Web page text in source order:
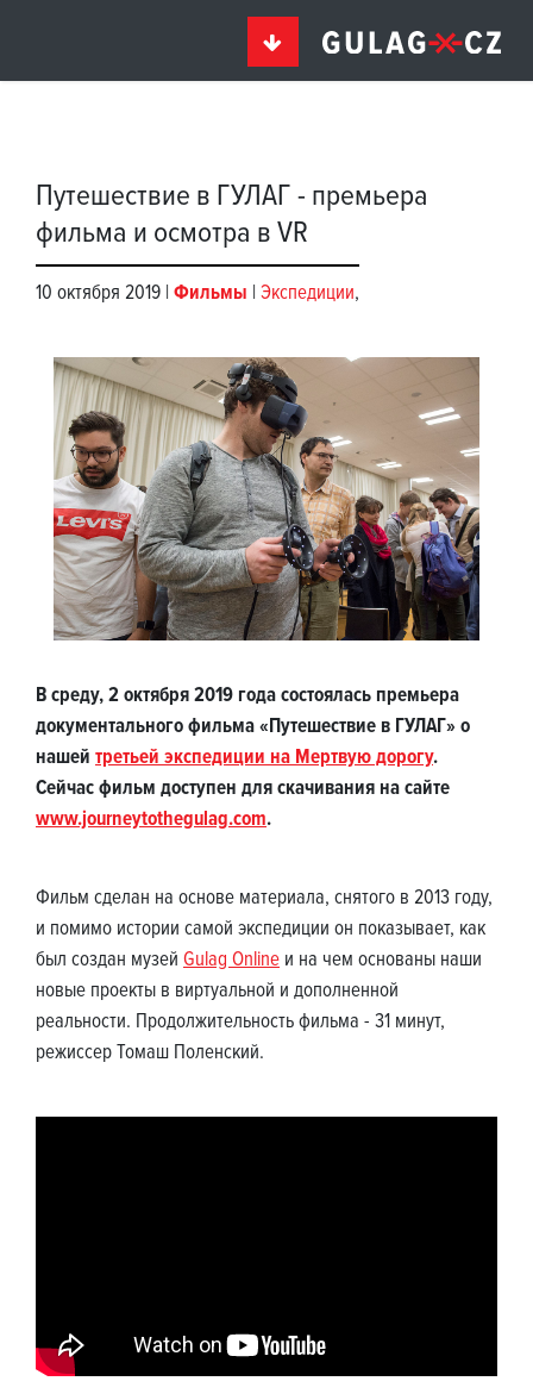
Путешествие в ГУЛАГ - премьера
фильма и осмотра в VR
10 октября 2019 | Фильмы | Экспедиции,
В среду, 2 октября 2019 года состоялась премьера
документального фильма «Путешествие в ГУЛАГ» о
нашей третьей экспедиции на Мертвую дорогу.
Сейчас фильм доступен для скачивания на сайте
www.journeytothegulag.com.
Фильм сделан на основе материала, снятого в 2013 году,
и помимо истории самой экспедиции он показывает, как
был создан музей Gulag Online и на чем основаны наши
новые проекты в виртуальной и дополненной
реальности. Продолжительность фильма - 31 минут,
режиссер Томаш Поленский.